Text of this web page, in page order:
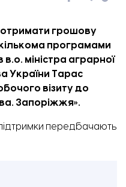
отримати грошову
програмами
міністра аграрної
України Тарас
візиту до
Запоріжжя».
передбачають